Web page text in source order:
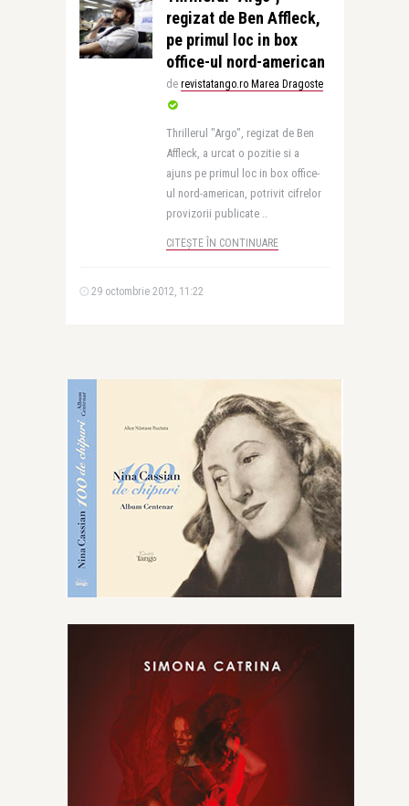
regizat de Ben Affleck,
pe primul loc in box
office-ul nord-american
de revistatango.ro Marea Dragoste
Thrillerul "Argo", regizat de Ben
Affleck, a urcat o pozitie si a
ajuns pe primul loc in box office-
ul nord-american, potrivit cifrelor
provizorii publicate ..
CITEȘTE ÎN CONTINUARE
29 octombrie 2012, 11:22